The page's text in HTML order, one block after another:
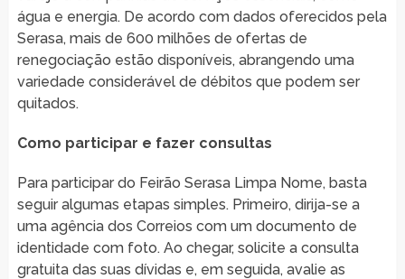
água e energia. De acordo com dados oferecidos pela
Serasa, mais de 600 milhões de ofertas de
renegociação estão disponíveis, abrangendo uma
variedade considerável de débitos que podem ser
quitados.
Como participar e fazer consultas
Para participar do Feirão Serasa Limpa Nome, basta
seguir algumas etapas simples. Primeiro, dirija-se a
uma agência dos Correios com um documento de
identidade com foto. Ao chegar, solicite a consulta
gratuita das suas dívidas e, em seguida, avalie as